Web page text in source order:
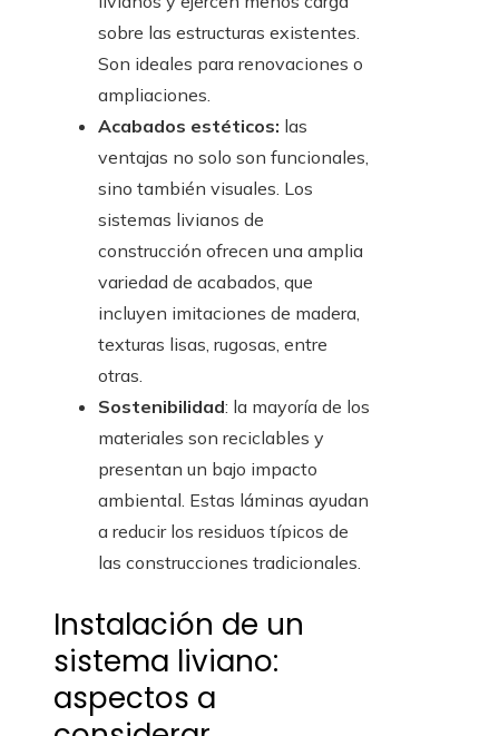
sobre las estructuras existentes.
Son ideales para renovaciones o
ampliaciones.
Acabados estéticos: las
ventajas no solo son funcionales,
sino también visuales. Los
sistemas livianos de
construcción ofrecen una amplia
variedad de acabados, que
incluyen imitaciones de madera,
texturas lisas, rugosas, entre
otras.
Sostenibilidad: la mayoría de los
materiales son reciclables y
presentan un bajo impacto
ambiental. Estas láminas ayudan
a reducir los residuos típicos de
las construcciones tradicionales.
Instalación de un
sistema liviano:
aspectos a